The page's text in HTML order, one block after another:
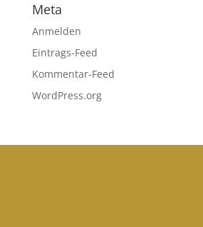
Meta
Anmelden
Eintrags-Feed
Kommentar-Feed
WordPress.org